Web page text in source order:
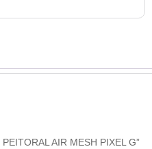
AIR MESH PIXEL G”